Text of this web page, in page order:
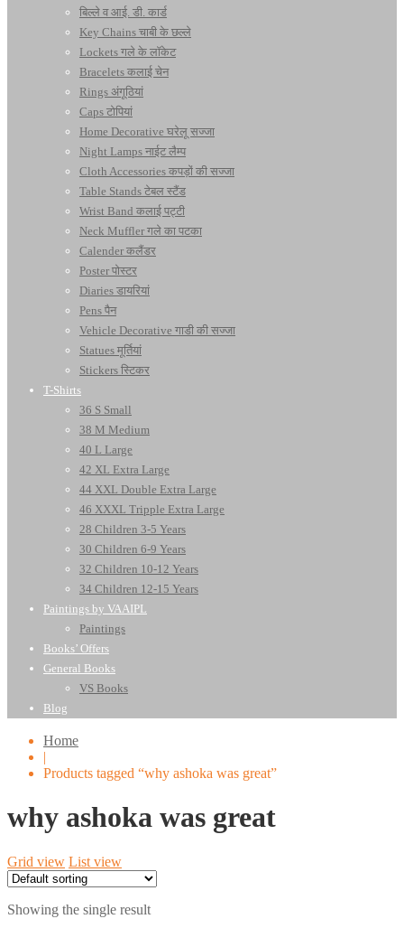
बिल्ले व आई. डी. कार्ड
Key Chains चाबी के छल्ले
Lockets गले के लॉकेट
Bracelets कलाई चेन
Rings अंगूठियां
Caps टोपियां
Home Decorative घरेलू सज्जा
Night Lamps नाईट लैम्प
Cloth Accessories कपड़ों की सज्जा
Table Stands टेबल स्टैंड
Wrist Band कलाई पट्टी
Neck Muffler गले का पटका
Calender कलैंडर
Poster पोस्टर
Diaries डायरियां
Pens पैन
Vehicle Decorative गाडी की सज्जा
Statues मूर्तियां
Stickers स्टिकर
T-Shirts
36 S Small
38 M Medium
40 L Large
42 XL Extra Large
44 XXL Double Extra Large
46 XXXL Tripple Extra Large
28 Children 3-5 Years
30 Children 6-9 Years
32 Children 10-12 Years
34 Children 12-15 Years
Paintings by VAAIPL
Paintings
Books’ Offers
General Books
VS Books
Blog
Home
|
Products tagged “why ashoka was great”
why ashoka was great
Grid view List view
Showing the single result